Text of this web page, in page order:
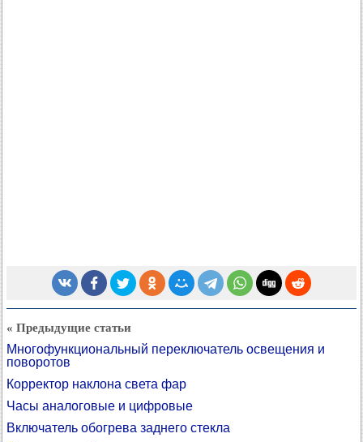
« Предыдущие статьи
Многофункциональный переключатель освещения и
поворотов
Корректор наклона света фар
Часы аналоговые и цифровые
Включатель обогрева заднего стекла